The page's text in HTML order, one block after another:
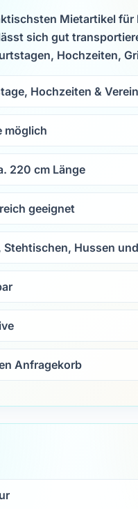
Mietartikel für
sich gut
Hochzeiten,
Hochzeiten &
möglich
220 cm Länge
geeignet
Hussen
Anfragekorb